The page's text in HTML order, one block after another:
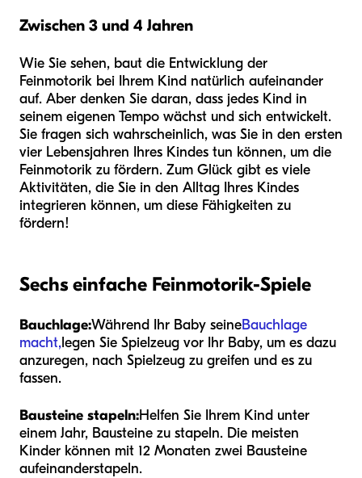
Zwischen 3 und 4 Jahren
Wie Sie sehen, baut die Entwicklung der
Feinmotorik bei Ihrem Kind natürlich aufeinander
auf. Aber denken Sie daran, dass jedes Kind in
seinem eigenen Tempo wächst und sich entwickelt.
Sie fragen sich wahrscheinlich, was Sie in den ersten
vier Lebensjahren Ihres Kindes tun können, um die
Feinmotorik zu fördern. Zum Glück gibt es viele
Aktivitäten, die Sie in den Alltag Ihres Kindes
integrieren können, um diese Fähigkeiten zu
fördern!
Sechs einfache Feinmotorik-Spiele
Bauchlage:Während Ihr Baby seineBauchlage
macht,legen Sie Spielzeug vor Ihr Baby, um es dazu
anzuregen, nach Spielzeug zu greifen und es zu
fassen.
Bausteine stapeln:Helfen Sie Ihrem Kind unter
einem Jahr, Bausteine zu stapeln. Die meisten
Kinder können mit 12 Monaten zwei Bausteine
aufeinanderstapeln.